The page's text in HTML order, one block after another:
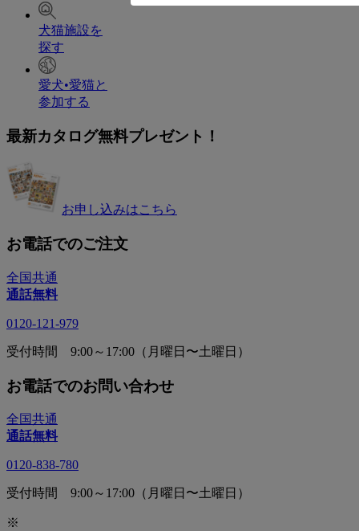
犬猫施設を
探す
愛犬•愛猫と
参加する
最新カタログ無料プレゼント！
お申し込みはこちら
お電話でのご注文
全国共通
通話無料
0120-121-979
受付時間 9:00～17:00（月曜日〜土曜日）
お電話でのお問い合わせ
全国共通
通話無料
0120-838-780
受付時間 9:00～17:00（月曜日〜土曜日）
※